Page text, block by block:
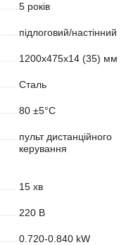
5 років
підлоговий/настінний
1200х475х14 (35) мм
Сталь
80 ±5°С
пульт дистанційного
керування
15 хв
220 В
0.720-0.840 kW